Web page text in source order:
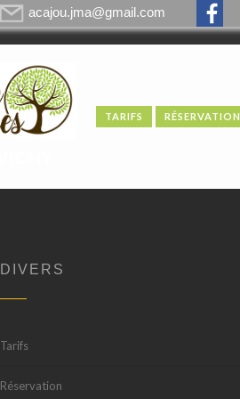
acajou.jma@gmail.com
TARIFS RÉSERVATION
DIVERS
Tarifs
Réservation